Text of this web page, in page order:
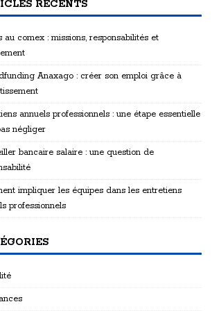
RÉCENTS
au comex : missions, responsabilités et
Anaxago : créer son emploi grâce à
annuels professionnels : une étape essentielle
négliger
bancaire salaire : une question de
impliquer les équipes dans les entretiens
professionnels